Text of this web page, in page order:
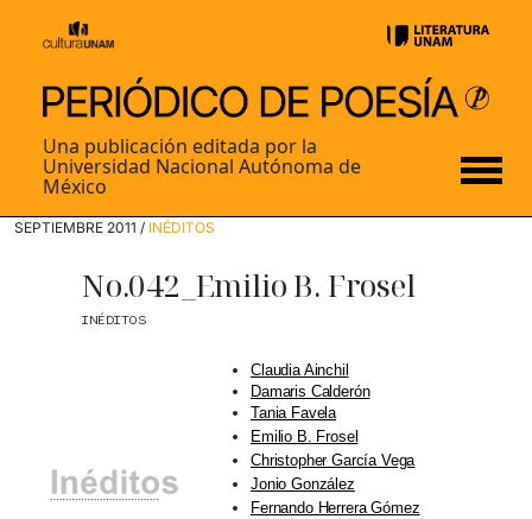
Una publicación editada por la
Universidad Nacional Autónoma de
México
SEPTIEMBRE 2011 / INÉDITOS
No.042_Emilio B. Frosel
INÉDITOS
Claudia Ainchil
Damaris Calderón
Tania Favela
Emilio B. Frosel
Christopher García Vega
Jonio González
Fernando Herrera Gómez